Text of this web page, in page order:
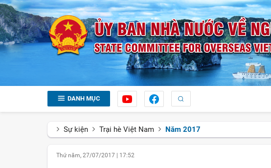
DANH MỤC
Sự kiện Trại hè Việt Nam Năm 2017
Thứ năm, 27/07/2017 17:52